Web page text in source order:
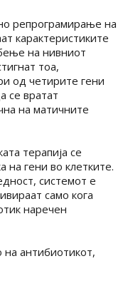
репрограмирање на
карактеристиките
на нивниот
тоа,
од четирите гени
се вратат
на матичните
терапија се
на гени во клетките.
системот е
само кога
наречен
антибиотикот,